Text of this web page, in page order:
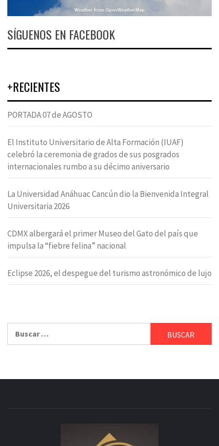
Weather from OpenWeatherMap
SÍGUENOS EN FACEBOOK
+RECIENTES
PORTADA 07 de AGOSTO
El Instituto Universitario de Alta Formación (IUAF)
celebró la ceremonia de grados de sus posgrados
internacionales rumbo a su décimo aniversario
La Universidad Anáhuac Cancún dio la Bienvenida Integral
Universitaria 2026
CDMX albergará el primer Museo del Gato del país que
impulsa la “fiebre felina” nacional
Eclipse 2026, el despegue del turismo astronómico de lujo